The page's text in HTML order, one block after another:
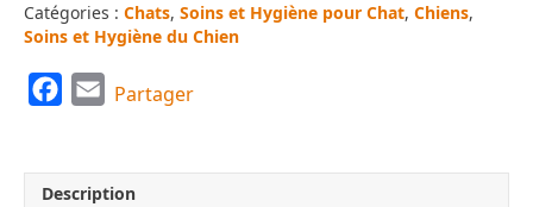
Catégories : Chats, Soins et Hygiène pour Chat, Chiens,
Soins et Hygiène du Chien
e
i
Partager
Description